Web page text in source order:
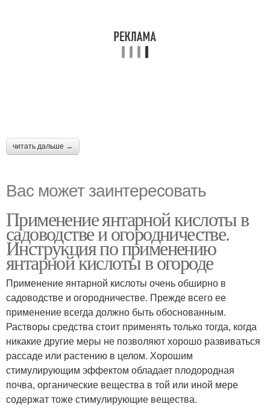
читать дальше →
Вас может заинтересовать
Применение янтарной кислоты в
садоводстве и огородничестве.
Инструкция по применению
янтарной кислоты в огороде
Применение янтарной кислоты очень обширно в
садоводстве и огородничестве. Прежде всего ее
применение всегда должно быть обоснованным.
Растворы средства стоит применять только тогда, когда
никакие другие меры не позволяют хорошо развиваться
рассаде или растению в целом. Хорошим
стимулирующим эффектом обладает плодородная
почва, органические вещества в той или иной мере
содержат тоже стимулирующие вещества.